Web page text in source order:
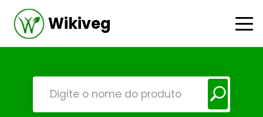
Wikiveg